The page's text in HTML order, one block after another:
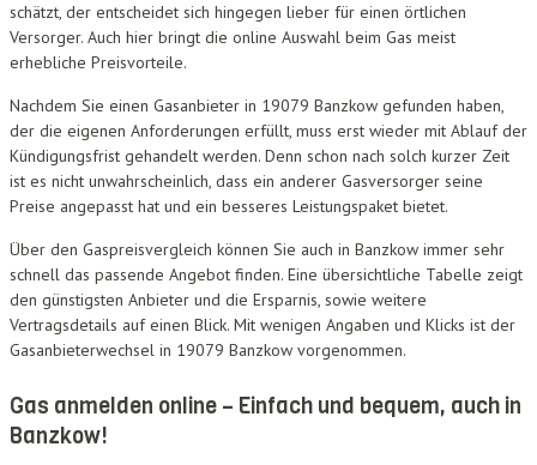
schätzt, der entscheidet sich hingegen lieber für einen örtlichen
Versorger. Auch hier bringt die online Auswahl beim Gas meist
erhebliche Preisvorteile.
Nachdem Sie einen Gasanbieter in 19079 Banzkow gefunden haben,
der die eigenen Anforderungen erfüllt, muss erst wieder mit Ablauf der
Kündigungsfrist gehandelt werden. Denn schon nach solch kurzer Zeit
ist es nicht unwahrscheinlich, dass ein anderer Gasversorger seine
Preise angepasst hat und ein besseres Leistungspaket bietet.
Über den Gaspreisvergleich können Sie auch in Banzkow immer sehr
schnell das passende Angebot finden. Eine übersichtliche Tabelle zeigt
den günstigsten Anbieter und die Ersparnis, sowie weitere
Vertragsdetails auf einen Blick. Mit wenigen Angaben und Klicks ist der
Gasanbieterwechsel in 19079 Banzkow vorgenommen.
Gas anmelden online – Einfach und bequem, auch in
Banzkow!